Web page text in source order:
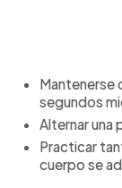
Mantenerse
segundos
Alternar una
Practicar
cuerpo se